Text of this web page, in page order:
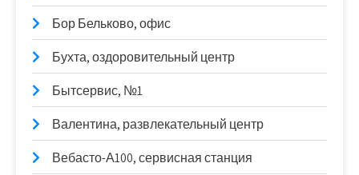
Бор Бельково, офис
Бухта, оздоровительный центр
Бытсервис, №1
Валентина, развлекательный центр
Вебасто-А100, сервисная станция